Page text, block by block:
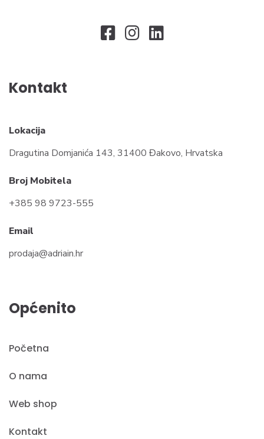
Kontakt
Lokacija
Dragutina Domjanića 143, 31400 Đakovo, Hrvatska
Broj Mobitela
+385 98 9723-555
Email
prodaja@adriain.hr
Općenito
Početna
O nama
Web shop
Kontakt